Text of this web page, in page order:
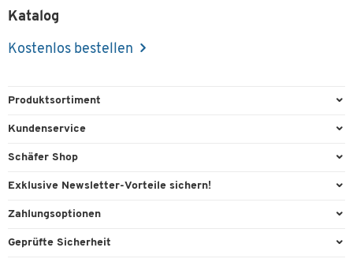
Katalog
Kostenlos bestellen
Produktsortiment
Büroausstattung
Reinigung & Hygiene
Technik
Kundenservice
Direktbestellung
Recycling
Lieferinformationen
Schäfer Shop
Services & Leistungen
Workplace Solutions
Exklusive Newsletter-Vorteile sichern!
Willkommensgeschenk
Zahlungsoptionen
Paypal
Geprüfte Sicherheit